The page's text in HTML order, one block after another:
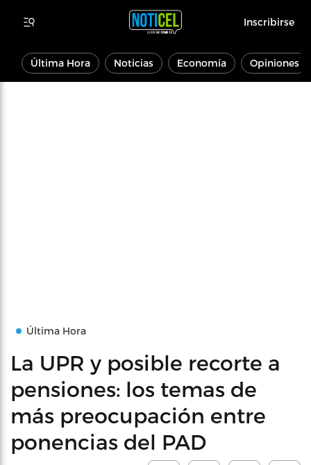
Inscribirse
Última Hora Noticias Economía Opiniones
Última Hora
La UPR y posible recorte a
pensiones: los temas de
más preocupación entre
ponencias del PAD